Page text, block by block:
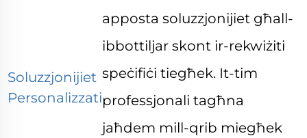
Soluzzjonijiet
Personalizzati
apposta soluzzjonijiet għall-
ibbottiljar skont ir-rekwiżiti
speċifiċi tiegħek. It-tim
professjonali tagħna
jaħdem mill-qrib miegħek